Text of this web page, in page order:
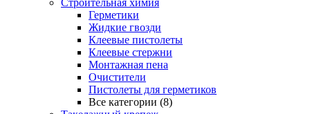
Строительная химия
Герметики
Жидкие гвозди
Клеевые пистолеты
Клеевые стержни
Монтажная пена
Очистители
Пистолеты для герметиков
Все категории (8)